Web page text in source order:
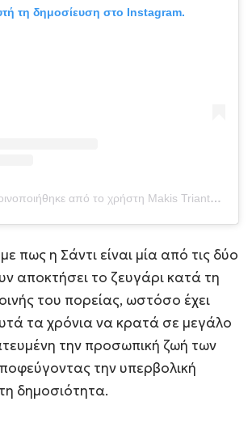
τη δημοσίευση στο Instagram.
Η δημοσίευση κοινοποιήθηκε από το χρήστη Makis Triantafyllopoulos (@makistriantafyllopoulos)
πως η Σάντι είναι μία από τις δύο
αποκτήσει το ζευγάρι κατά τη
του πορείας, ωστόσο έχει
τα χρόνια να κρατά σε μεγάλο
την προσωπική ζωή των
την υπερβολική
δημοσιότητα.